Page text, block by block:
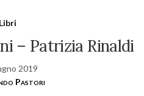
Libri
– Patrizia Rinaldi
2019
Pastori